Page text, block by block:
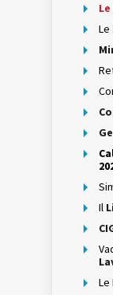
Le
Il
Le